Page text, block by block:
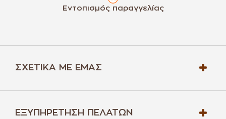
Εντοπισμός παραγγελίας
ΣΧΕΤΙΚΆ ΜΕ ΕΜΆΣ
ΕΞΥΠΗΡΈΤΗΣΗ ΠΕΛΑΤΏΝ